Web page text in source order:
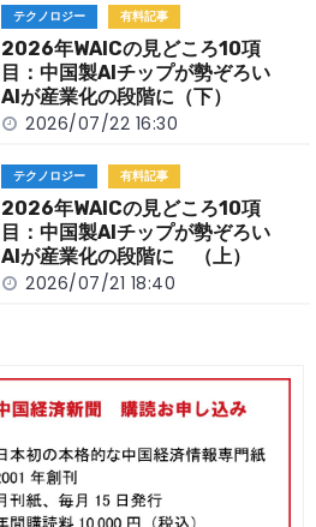
テクノロジー 有料記事
2026年WAICの見どころ10項
目：中国製AIチップが勢ぞろい
AIが産業化の段階に（下）
2026/07/22 16:30
テクノロジー 有料記事
2026年WAICの見どころ10項
目：中国製AIチップが勢ぞろい
AIが産業化の段階に （上）
2026/07/21 18:40